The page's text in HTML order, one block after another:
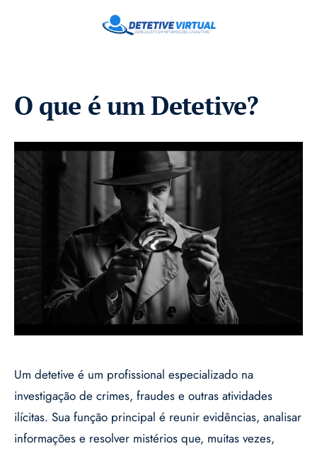
O que é um Detetive?
Um detetive é um profissional especializado na
investigação de crimes, fraudes e outras atividades
ilícitas. Sua função principal é reunir evidências, analisar
informações e resolver mistérios que, muitas vezes,